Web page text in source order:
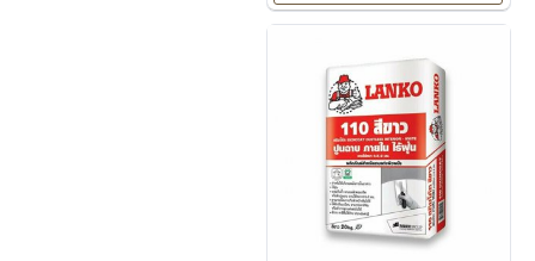
ผิว งานเคลือบสารสะท้อนความร้อน